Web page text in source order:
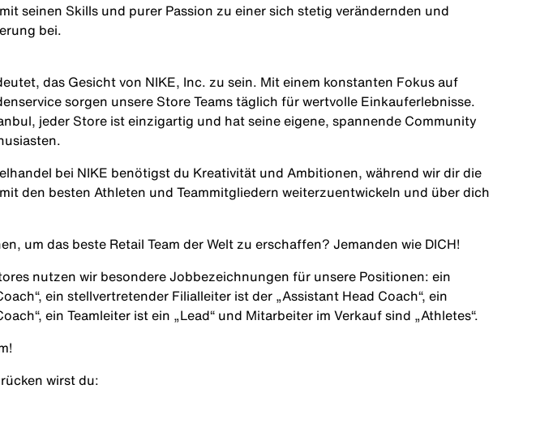
seinen Skills und purer Passion zu einer sich stetig verändernden und
bei.
das Gesicht von NIKE, Inc. zu sein. Mit einem konstanten Fokus auf
sorgen unsere Store Teams täglich für wertvolle Einkauferlebnisse.
jeder Store ist einzigartig und hat seine eigene, spannende Community
bei NIKE benötigst du Kreativität und Ambitionen, während wir dir die
den besten Athleten und Teammitgliedern weiterzuentwickeln und über dich
um das beste Retail Team der Welt zu erschaffen? Jemanden wie DICH!
nutzen wir besondere Jobbezeichnungen für unsere Positionen: ein
ein stellvertretender Filialleiter ist der „Assistant Head Coach“, ein
ein Teamleiter ist ein „Lead“ und Mitarbeiter im Verkauf sind „Athletes“.
wirst du: